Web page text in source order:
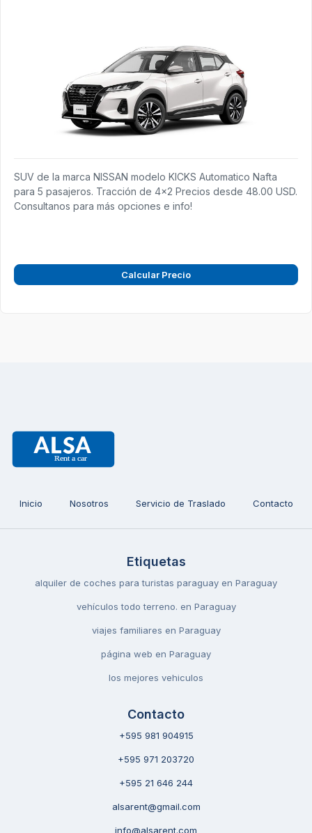
SUV de la marca NISSAN modelo KICKS Automatico Nafta
para 5 pasajeros. Tracción de 4x2 Precios desde 48.00 USD.
Consultanos para más opciones e info!
Calcular Precio
Inicio Nosotros Servicio de Traslado Contacto
Etiquetas
alquiler de coches para turistas paraguay en Paraguay
vehículos todo terreno. en Paraguay
viajes familiares en Paraguay
página web en Paraguay
los mejores vehiculos
Contacto
+595 981 904915
+595 971 203720
+595 21 646 244
alsarent@gmail.com
info@alsarent.com